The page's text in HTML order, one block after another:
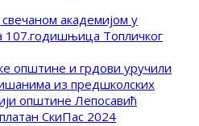
академијом у
Топличког
општине и грдови уручили
из предшколских
општине Лепосавић
СкиПас 2024